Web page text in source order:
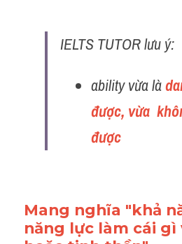
Report đề thi thật IELTS
Cách dùng từ
Ngân hàng đề thi máy
IELTS TUTOR lưu ý:
ability vừa là
được, vừa
được
Mang nghĩa "khả
năng lực làm cái